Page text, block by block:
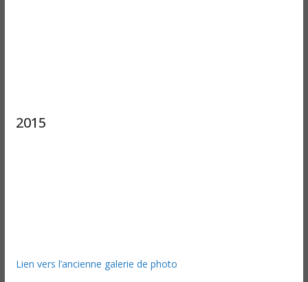
2015
Lien vers l’ancienne galerie de photo